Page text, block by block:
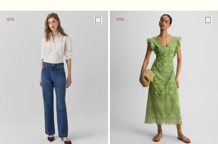
-50% -70%